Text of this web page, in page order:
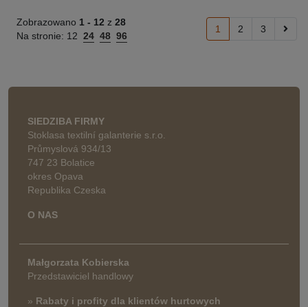
Zobrazowano 1 - 12 z 28
Na stronie: 12 24 48 96
1 2 3
SIEDZIBA FIRMY
Stoklasa textilní galanterie s.r.o.
Průmyslová 934/13
747 23 Bolatice
okres Opava
Republika Czeska
O NAS
Małgorzata Kobierska
Przedstawiciel handlowy
» Rabaty i profity dla klientów hurtowych